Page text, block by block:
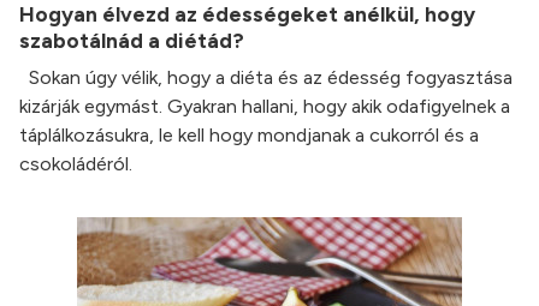
Hogyan élvezd az édességeket anélkül, hogy
szabotálnád a diétád?
Sokan úgy vélik, hogy a diéta és az édesség fogyasztása
kizárják egymást. Gyakran hallani, hogy akik odafigyelnek a
táplálkozásukra, le kell hogy mondjanak a cukorról és a
csokoládéról.